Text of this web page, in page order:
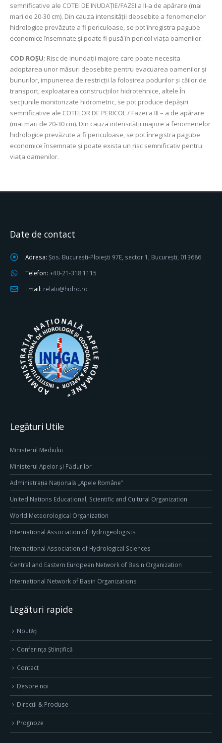
semnificative ale COTEI DE INUDAȚIE/FAZEI a II-a de apărare (mai
mari de 20-30 cm). Din cauza intensității deosebite a fenomenelor
hidrologice prevăzute a fi periculoase, se pot înregistra pagube
economice însemnate și poate fi pusă în pericol viața oamenilor.
COD ROŞU: Risc de inundații majore care poate necesita
adoptarea unor măsuri deosebite pentru evacuarea oamenilor şi
bunurilor, impunerea de restricţii la folosirea podurilor şi căilor de
transport, exploatarea construcţiilor hidrotehnice, altele.În
secţiunile monitorizate hidrometric, se pot produce depășiri
semnificative ale COTELOR DE PERICOL / Fazei a III – a de apărare
(mai mari de 20-30 cm). Din cauza intensității majore a fenomenelor
hidrologice prevăzute a fi periculoase, se pot înregistra pagube
economice însemnate şi poate exista un risc semnificativ pentru
viața oamenilor.
Date de contact
Adresa: Șos. București-Ploiești 97E, sector 1, București, 013686
Telefon: +40-21-318 1115
Email: relatii@hidro.ro
Legături Utile
Ministerul Mediului
Ministerul Apelor și Pădurilor
Administrația Națională „Apele Române”
United Nations Educational, Scientific and Cultural Organization
World Meteorological Organization
International Association of Hydrogeologists
International Association of Hydrological Sciences
Central and Eastern European Network of Basin Organization
International Network of Basin Organizations
Legături rapide
Noutăți
Conferința Științifică
Contact
Despre noi
Direcţii & Produse
Prognoze